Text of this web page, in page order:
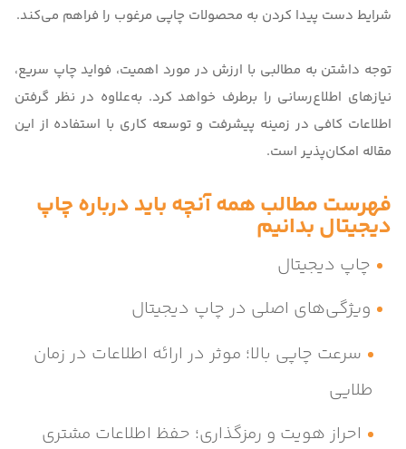
شرایط دست پیدا کردن به محصولات چاپی مرغوب را فراهم می‌کند.
توجه داشتن به مطالبی با ارزش در مورد اهمیت، فواید چاپ سریع،
نیازهای اطلاع‌رسانی را برطرف خواهد کرد. به‌علاوه در نظر گرفتن
اطلاعات کافی در زمینه پیشرفت و توسعه کاری با استفاده از این
مقاله امکان‌پذیر است.
فهرست مطالب همه آنچه باید درباره چاپ
دیجیتال بدانیم
چاپ دیجیتال
ویژگی‌های اصلی در چاپ دیجیتال
سرعت چاپی بالا؛ موثر در ارائه اطلاعات در زمان
طلایی
احراز هویت و رمزگذاری؛ حفظ اطلاعات مشتری